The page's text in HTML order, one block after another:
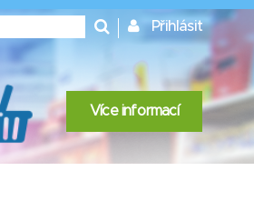
Přihlásit
Více informací